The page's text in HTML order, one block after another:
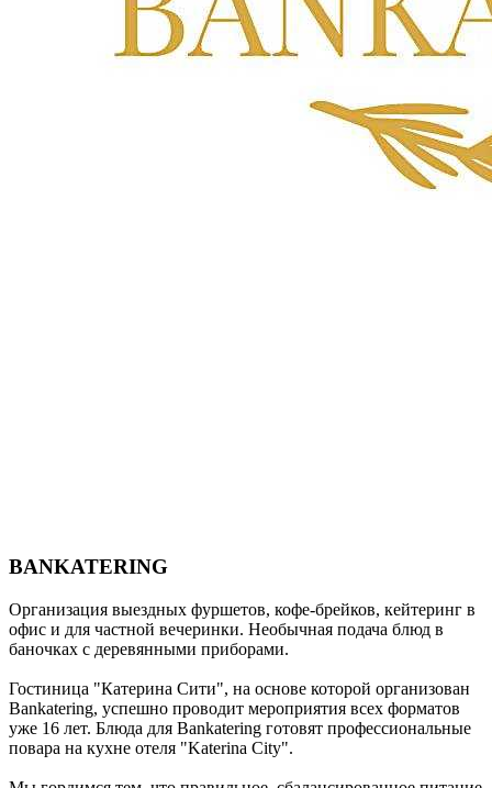
BANKATERING
Организация выездных фуршетов, кофе-брейков, кейтеринг в
офис и для частной вечеринки. Необычная подача блюд в
баночках с деревянными приборами.
Гостиница "Катерина Сити", на основе которой организован
Bankatering, успешно проводит мероприятия всех форматов
уже 16 лет. Блюда для Bankatering готовят профессиональные
повара на кухне отеля "Katerina City".